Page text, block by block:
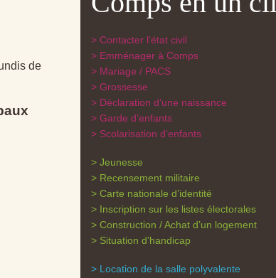
de
Contacter l’état civil
Emménager à Comps
Mariage / PACS
Grossesse
Déclaration d’une naissance
Garde d’enfants
Scolarisation d’enfants
Jeunesse
Recensement militaire
Carte nationale d’identité
Inscription sur les listes électorales
Construction / Achat d’un logement
Situation d’handicap
Location de la salle polyvalente